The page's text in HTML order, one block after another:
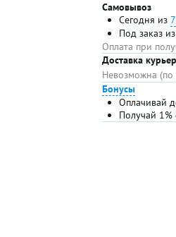
Самовывоз
Сегодня из
Под заказ из
Оплата при
Доставка
Невозможна (по
Бонусы
Оплачивай
Получай 1%